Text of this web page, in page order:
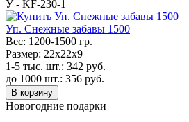
У - KF-230-1
Уп. Снежные забавы 1500
Вес: 1200-1500 гр.
Размер: 22х22х9
1-5 тыс. шт.: 342 руб.
до 1000 шт.: 356 руб.
В корзину
Новогодние подарки